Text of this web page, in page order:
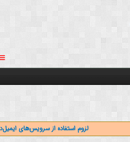
لزوم استفاده از سرویس‌های